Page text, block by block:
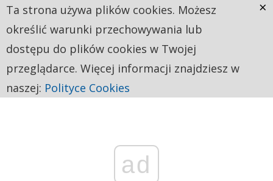
ad
Ta strona używa plików cookies. Możesz
określić warunki przechowywania lub
dostępu do plików cookies w Twojej
przeglądarce. Więcej informacji znajdziesz w
naszej: Polityce Cookies
×